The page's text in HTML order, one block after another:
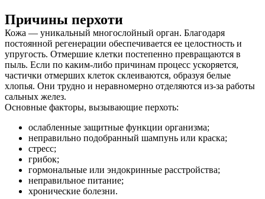
Причины перхоти
Кожа — уникальный многослойный орган. Благодаря
постоянной регенерации обеспечивается ее целостность и
упругость. Отмершие клетки постепенно превращаются в
пыль. Если по каким-либо причинам процесс ускоряется,
частички отмерших клеток склеиваются, образуя белые
хлопья. Они трудно и неравномерно отделяются из-за работы
сальных желез.
Основные факторы, вызывающие перхоть:
ослабленные защитные функции организма;
неправильно подобранный шампунь или краска;
стресс;
грибок;
гормональные или эндокринные расстройства;
неправильное питание;
хронические болезни.